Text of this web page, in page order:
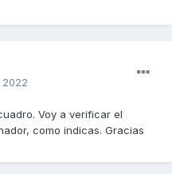
Voy a verificar el
como indicas. Gracias